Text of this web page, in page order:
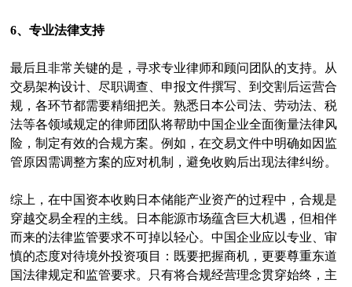
6、专业法律支持
最后且非常关键的是，寻求专业律师和顾问团队的支持。从
交易架构设计、尽职调查、申报文件撰写、到交割后运营合
规，各环节都需要精细把关。熟悉日本公司法、劳动法、税
法等各领域规定的律师团队将帮助中国企业全面衡量法律风
险，制定有效的合规方案。例如，在交易文件中明确如因监
管原因需调整方案的应对机制，避免收购后出现法律纠纷。
综上，在中国资本收购日本储能产业资产的过程中，合规是
穿越交易全程的主线。日本能源市场蕴含巨大机遇，但相伴
而来的法律监管要求不可掉以轻心。中国企业应以专业、审
慎的态度对待境外投资项目：既要把握商机，更要尊重东道
国法律规定和监管要求。只有将合规经营理念贯穿始终，主